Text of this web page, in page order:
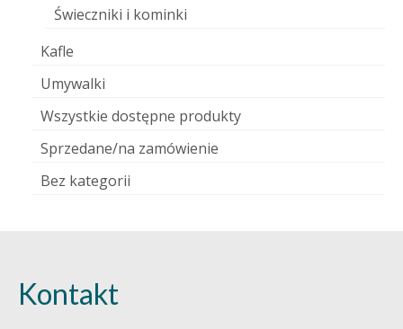
Świeczniki i kominki
Kafle
Umywalki
Wszystkie dostępne produkty
Sprzedane/na zamówienie
Bez kategorii
Kontakt